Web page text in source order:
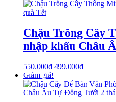
Chậu Trồng Cây
nhập khẩu Châu
550.000₫ 499.000₫
Giảm giá!